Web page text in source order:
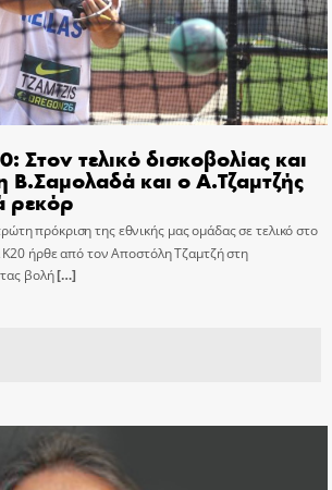
Στον τελικό δισκοβολίας και
Β.Σαμολαδά και ο Α.Τζαμτζής
ρεκόρ
πρόκριση της εθνικής μας ομάδας σε τελικό στο
ήρθε από τον Αποστόλη Τζαμτζή στη
βολή[…]